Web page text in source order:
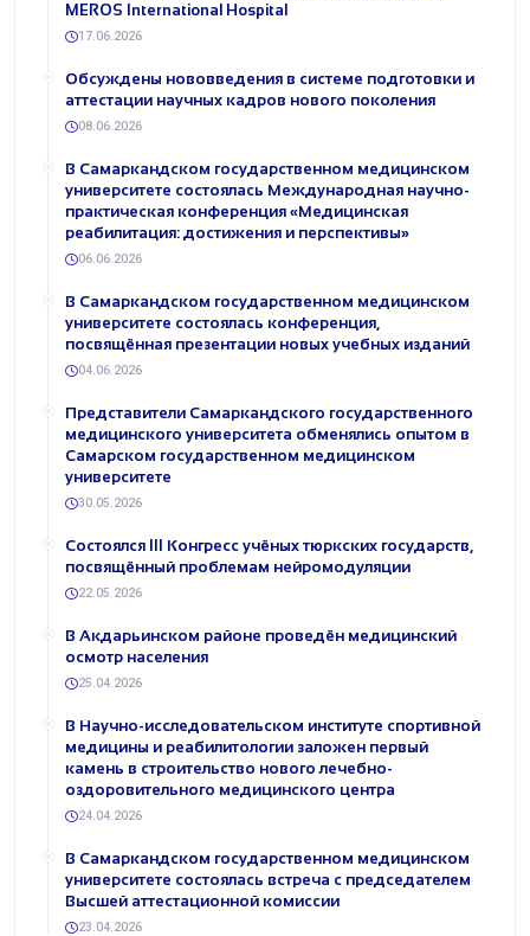
MEROS International Hospital
17.06.2026
Обсуждены нововведения в системе подготовки и
аттестации научных кадров нового поколения
08.06.2026
В Самаркандском государственном медицинском
университете состоялась Международная научно-
практическая конференция «Медицинская
реабилитация: достижения и перспективы»
06.06.2026
В Самаркандском государственном медицинском
университете состоялась конференция,
посвящённая презентации новых учебных изданий
04.06.2026
Представители Самаркандского государственного
медицинского университета обменялись опытом в
Самарском государственном медицинском
университете
30.05.2026
Состоялся III Конгресс учёных тюркских государств,
посвящённый проблемам нейромодуляции
22.05.2026
В Акдарьинском районе проведён медицинский
осмотр населения
25.04.2026
В Научно-исследовательском институте спортивной
медицины и реабилитологии заложен первый
камень в строительство нового лечебно-
оздоровительного медицинского центра
24.04.2026
В Самаркандском государственном медицинском
университете состоялась встреча с председателем
Высшей аттестационной комиссии
23.04.2026